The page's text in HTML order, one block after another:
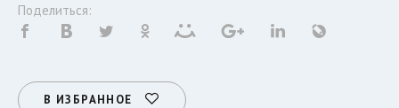
Поделиться:
В ИЗБРАННОЕ